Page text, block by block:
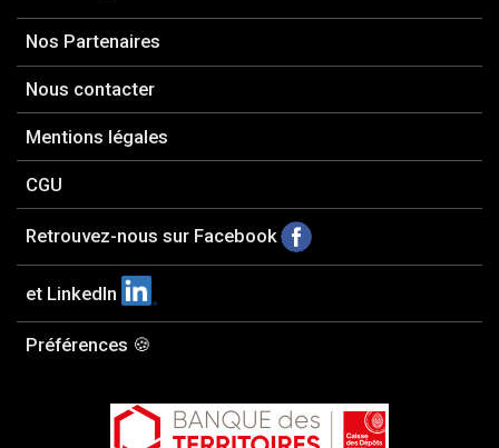
Nos Partenaires
Nous contacter
Mentions légales
CGU
Retrouvez-nous sur Facebook
et LinkedIn
Préférences 🍪